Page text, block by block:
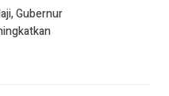
Gubernur